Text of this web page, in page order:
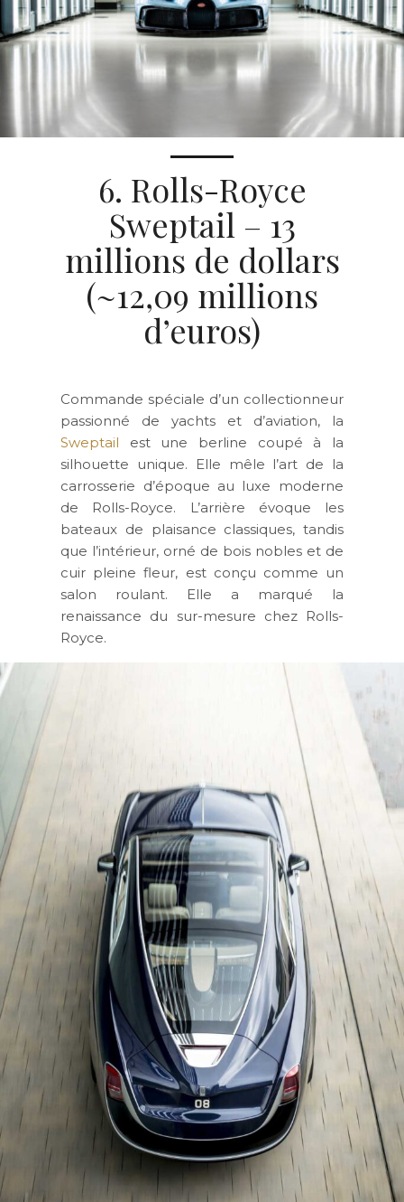
6. Rolls-Royce
Sweptail – 13
millions de dollars
(~12,09 millions
d’euros)
Commande spéciale d’un collectionneur
passionné de yachts et d’aviation, la
Sweptail est une berline coupé à la
silhouette unique. Elle mêle l’art de la
carrosserie d’époque au luxe moderne
de Rolls-Royce. L’arrière évoque les
bateaux de plaisance classiques, tandis
que l’intérieur, orné de bois nobles et de
cuir pleine fleur, est conçu comme un
salon roulant. Elle a marqué la
renaissance du sur-mesure chez Rolls-
Royce.